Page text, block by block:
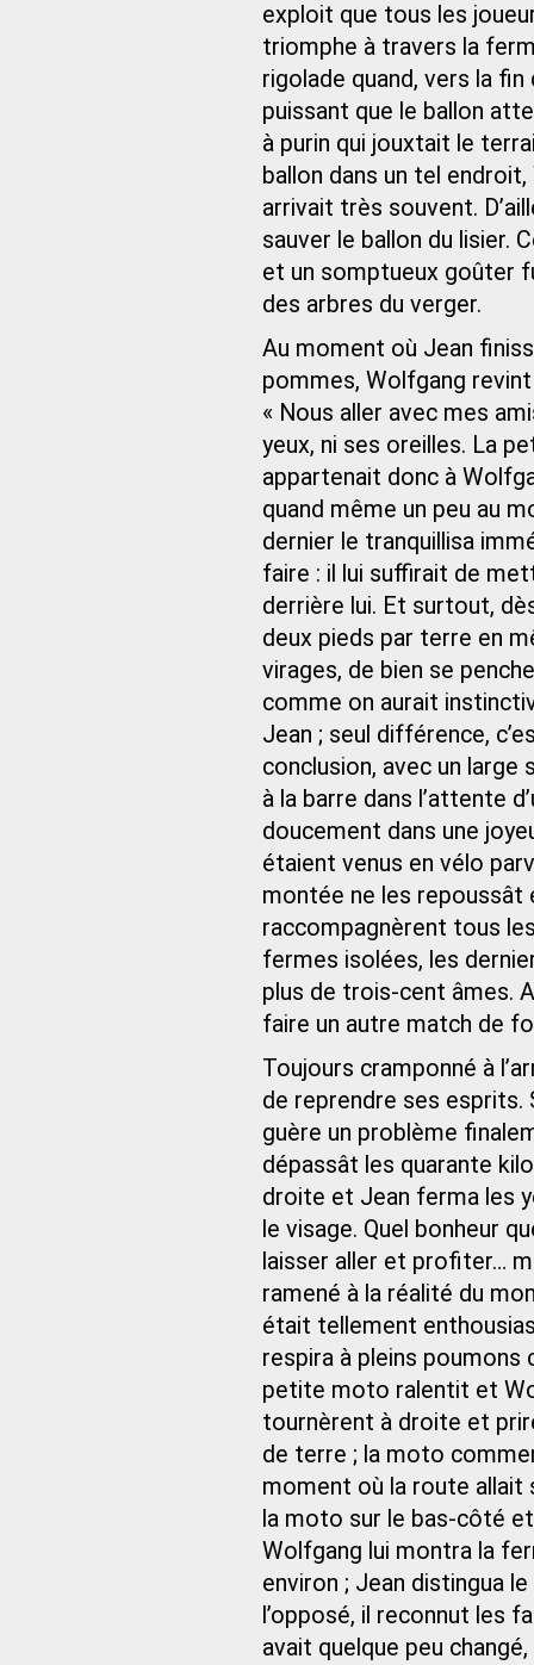
exploit que tous les
triomphe à travers la
rigolade quand, vers la
puissant que le ballon
à purin qui jouxtait le
ballon dans un tel
arrivait très souvent.
sauver le ballon du lisier.
et un somptueux goûter
des arbres du verger.
Au moment où Jean
pommes, Wolfgang
« Nous aller avec mes
yeux, ni ses oreilles. La
appartenait donc à
quand même un peu au
dernier le tranquillisa
faire : il lui suffirait de
derrière lui. Et surtout,
deux pieds par terre en
virages, de bien se
comme on aurait
Jean ; seul différence,
conclusion, avec un large
à la barre dans l’attente
doucement dans une
étaient venus en vélo
montée ne les repoussât
raccompagnèrent tous
fermes isolées, les
plus de trois-cent âmes.
faire un autre match de
Toujours cramponné à
de reprendre ses esprits.
guère un problème
dépassât les quarante
droite et Jean ferma les
le visage. Quel bonheur
laisser aller et profiter…
ramené à la réalité du
était tellement
respira à pleins poumons
petite moto ralentit et
tournèrent à droite et
de terre ; la moto
moment où la route allait
la moto sur le bas-côté
Wolfgang lui montra la
environ ; Jean distingua
l’opposé, il reconnut les
avait quelque peu